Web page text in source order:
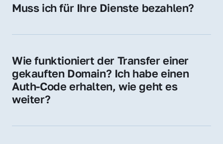
Gebühren an. Diese bewegen sich für .de
Muss ich für Ihre Dienste bezahlen?
der Domain – ohne zusätzliche Vermittlungs-
Wie funktioniert der Transfer einer
gekauften Domain? Ich habe einen
Auth-Code erhalten, wie geht es
weiter?
Provider, die Domain zu übernehmen. Gerne